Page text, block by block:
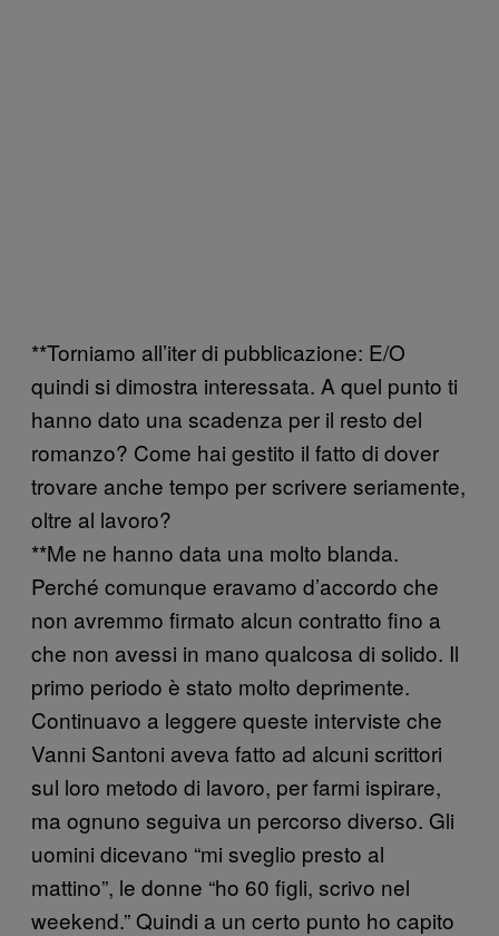
**Torniamo all’iter di pubblicazione: E/O
quindi si dimostra interessata. A quel punto ti
hanno dato una scadenza per il resto del
romanzo? Come hai gestito il fatto di dover
trovare anche tempo per scrivere seriamente,
oltre al lavoro?
**Me ne hanno data una molto blanda.
Perché comunque eravamo d’accordo che
non avremmo firmato alcun contratto fino a
che non avessi in mano qualcosa di solido. Il
primo periodo è stato molto deprimente.
Continuavo a leggere queste interviste che
Vanni Santoni aveva fatto ad alcuni scrittori
sul loro metodo di lavoro, per farmi ispirare,
ma ognuno seguiva un percorso diverso. Gli
uomini dicevano “mi sveglio presto al
mattino”, le donne “ho 60 figli, scrivo nel
weekend.” Quindi a un certo punto ho capito